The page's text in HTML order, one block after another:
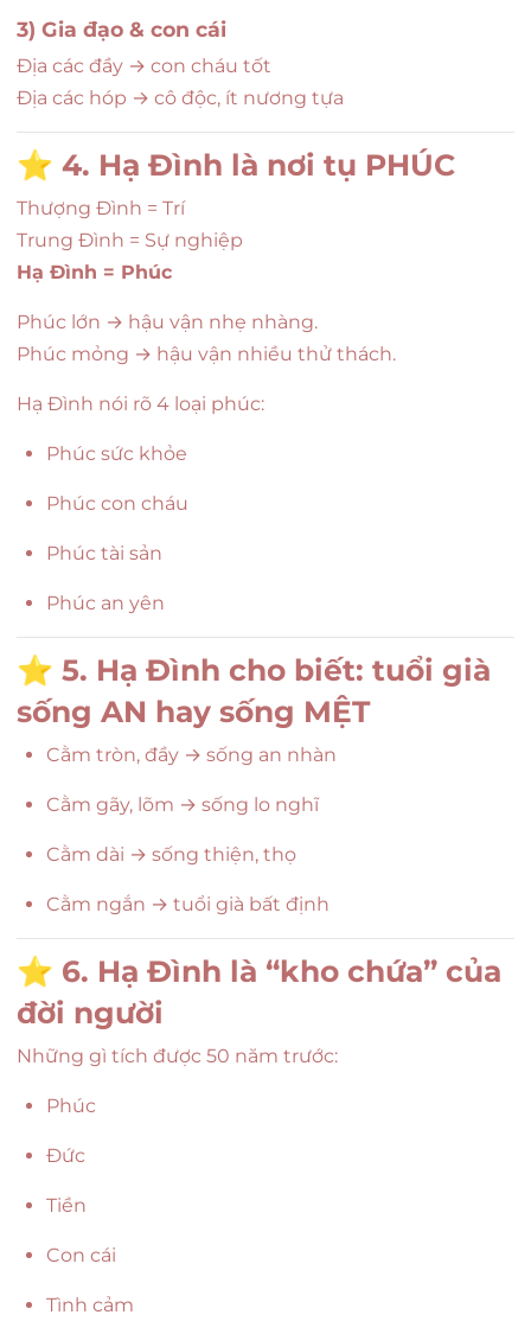
3) Gia đạo & con cái
Địa các đầy → con cháu tốt
Địa các hóp → cô độc, ít nương tựa
⭐ 4. Hạ Đình là nơi tụ PHÚC
Thượng Đình = Trí
Trung Đình = Sự nghiệp
Hạ Đình = Phúc
Phúc lớn → hậu vận nhẹ nhàng.
Phúc mỏng → hậu vận nhiều thử thách.
Hạ Đình nói rõ 4 loại phúc:
Phúc sức khỏe
Phúc con cháu
Phúc tài sản
Phúc an yên
⭐ 5. Hạ Đình cho biết: tuổi già
sống AN hay sống MỆT
Cằm tròn, đầy → sống an nhàn
Cằm gãy, lõm → sống lo nghĩ
Cằm dài → sống thiện, thọ
Cằm ngắn → tuổi già bất định
⭐ 6. Hạ Đình là “kho chứa” của
đời người
Những gì tích được 50 năm trước:
Phúc
Đức
Tiền
Con cái
Tình cảm